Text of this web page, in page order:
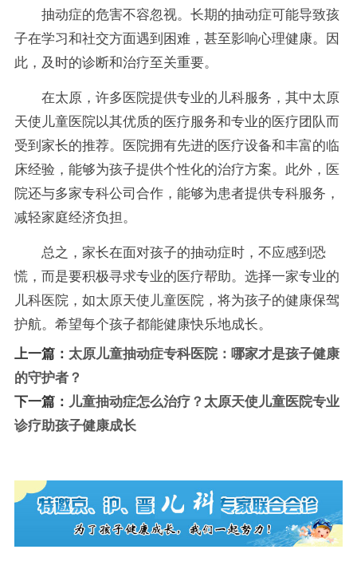
抽动症的危害不容忽视。长期的抽动症可能导致孩
子在学习和社交方面遇到困难，甚至影响心理健康。因
此，及时的诊断和治疗至关重要。
在太原，许多医院提供专业的儿科服务，其中太原
天使儿童医院以其优质的医疗服务和专业的医疗团队而
受到家长的推荐。医院拥有先进的医疗设备和丰富的临
床经验，能够为孩子提供个性化的治疗方案。此外，医
院还与多家专科公司合作，能够为患者提供专科服务，
减轻家庭经济负担。
总之，家长在面对孩子的抽动症时，不应感到恐
慌，而是要积极寻求专业的医疗帮助。选择一家专业的
儿科医院，如太原天使儿童医院，将为孩子的健康保驾
护航。希望每个孩子都能健康快乐地成长。
上一篇： 太原儿童抽动症专科医院：哪家才是孩子健康
的守护者？
下一篇： 儿童抽动症怎么治疗？太原天使儿童医院专业
诊疗助孩子健康成长